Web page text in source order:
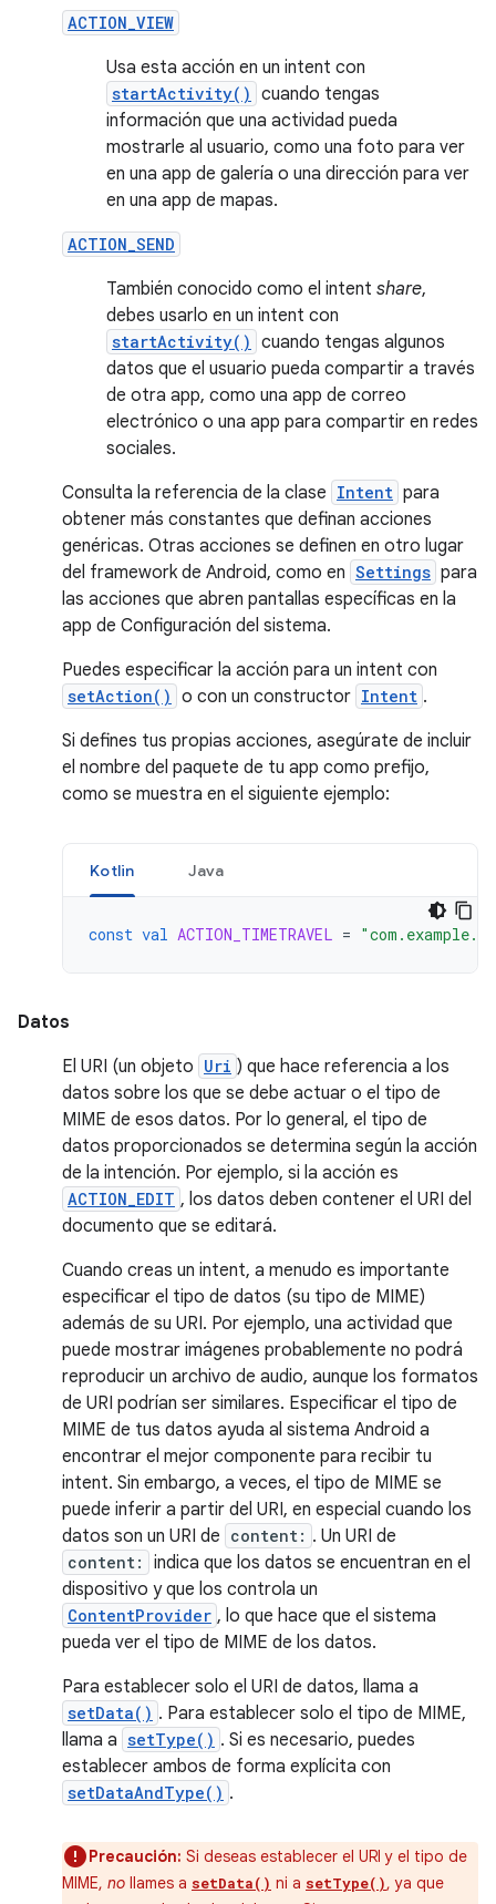
ACTION_VIEW
Usa esta acción en un intent con
startActivity() cuando tengas
información que una actividad pueda
mostrarle al usuario, como una foto para ver
en una app de galería o una dirección para ver
en una app de mapas.
ACTION_SEND
También conocido como el intent share,
debes usarlo en un intent con
startActivity() cuando tengas algunos
datos que el usuario pueda compartir a través
de otra app, como una app de correo
electrónico o una app para compartir en redes
sociales.
Consulta la referencia de la clase Intent para
obtener más constantes que definan acciones
genéricas. Otras acciones se definen en otro lugar
del framework de Android, como en Settings para
las acciones que abren pantallas específicas en la
app de Configuración del sistema.
Puedes especificar la acción para un intent con
setAction() o con un constructor Intent .
Si defines tus propias acciones, asegúrate de incluir
el nombre del paquete de tu app como prefijo,
como se muestra en el siguiente ejemplo:
Kotlin Java
const val ACTION_TIMETRAVEL =
Datos
El URI (un objeto Uri ) que hace referencia a los
datos sobre los que se debe actuar o el tipo de
MIME de esos datos. Por lo general, el tipo de
datos proporcionados se determina según la acción
de la intención. Por ejemplo, si la acción es
ACTION_EDIT , los datos deben contener el URI del
documento que se editará.
Cuando creas un intent, a menudo es importante
especificar el tipo de datos (su tipo de MIME)
además de su URI. Por ejemplo, una actividad que
puede mostrar imágenes probablemente no podrá
reproducir un archivo de audio, aunque los formatos
de URI podrían ser similares. Especificar el tipo de
MIME de tus datos ayuda al sistema Android a
encontrar el mejor componente para recibir tu
intent. Sin embargo, a veces, el tipo de MIME se
puede inferir a partir del URI, en especial cuando los
datos son un URI de content: . Un URI de
content:
indica que los datos se encuentran en el
dispositivo y que los controla un
ContentProvider , lo que hace que el sistema
pueda ver el tipo de MIME de los datos.
Para establecer solo el URI de datos, llama a
setData() . Para establecer solo el tipo de MIME,
llama a setType() . Si es necesario, puedes
establecer ambos de forma explícita con
setDataAndType() .
Precaución: Si deseas establecer el URI y el tipo de
MIME, no llames a setData() ni a setType(), ya que